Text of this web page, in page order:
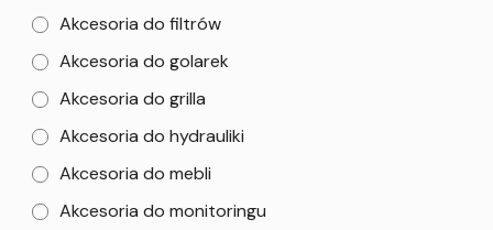
Akcesoria do filtrów
Akcesoria do golarek
Akcesoria do grilla
Akcesoria do hydrauliki
Akcesoria do mebli
Akcesoria do monitoringu